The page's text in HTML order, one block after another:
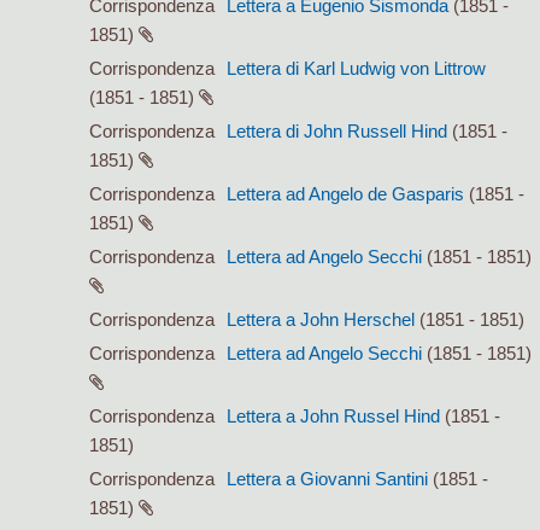
Corrispondenza Lettera a Eugenio Sismonda (1851 -
1851)
Corrispondenza
Lettera di Karl Ludwig von Littrow
(1851 - 1851)
Corrispondenza
Lettera di John Russell Hind (1851 -
1851)
Corrispondenza
Lettera ad Angelo de Gasparis (1851 -
1851)
Corrispondenza
Lettera ad Angelo Secchi (1851 - 1851)
Corrispondenza Lettera a John Herschel (1851 - 1851)
Corrispondenza
Lettera ad Angelo Secchi (1851 - 1851)
Corrispondenza Lettera a John Russel Hind (1851 -
1851)
Corrispondenza
Lettera a Giovanni Santini (1851 -
1851)